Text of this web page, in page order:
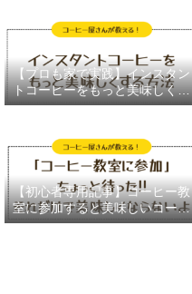
【プロも家で実践】インスタン
トコーヒーをもっと美味しく作
る４つのテクニック
【初心者専用記事】コーヒー教
室に参加すると美味しいコーヒ
ーが淹れられる理由